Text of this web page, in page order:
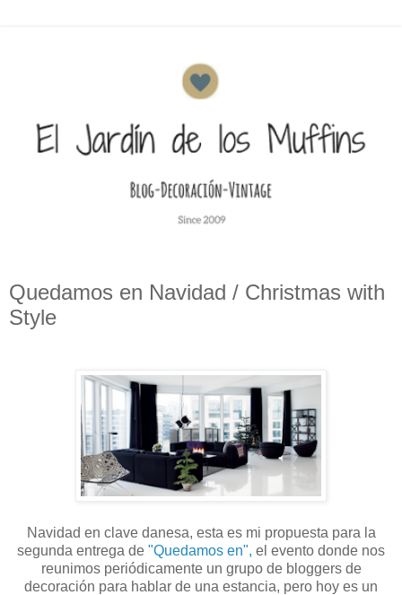
Quedamos en Navidad / Christmas with
Style
Navidad en clave danesa, esta es mi propuesta para la
segunda entrega de "Quedamos en", el evento donde nos
reunimos periódicamente un grupo de bloggers de
decoración para hablar de una estancia, pero hoy es un